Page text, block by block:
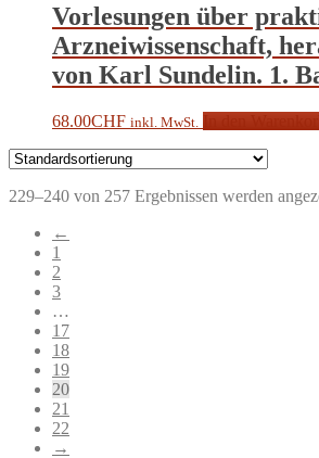
Vorlesungen über
Arzneiwissenschaft,
von Karl Sundelin. 1.
68.00CHF inkl. MwSt.
229–240 von 257 Ergebnissen werden
←
1
2
3
…
17
18
19
20
21
22
→